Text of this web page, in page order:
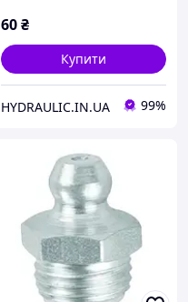
UMETA Німеччина
60₴
Купити
HYDRAULIC.IN.UA 99%